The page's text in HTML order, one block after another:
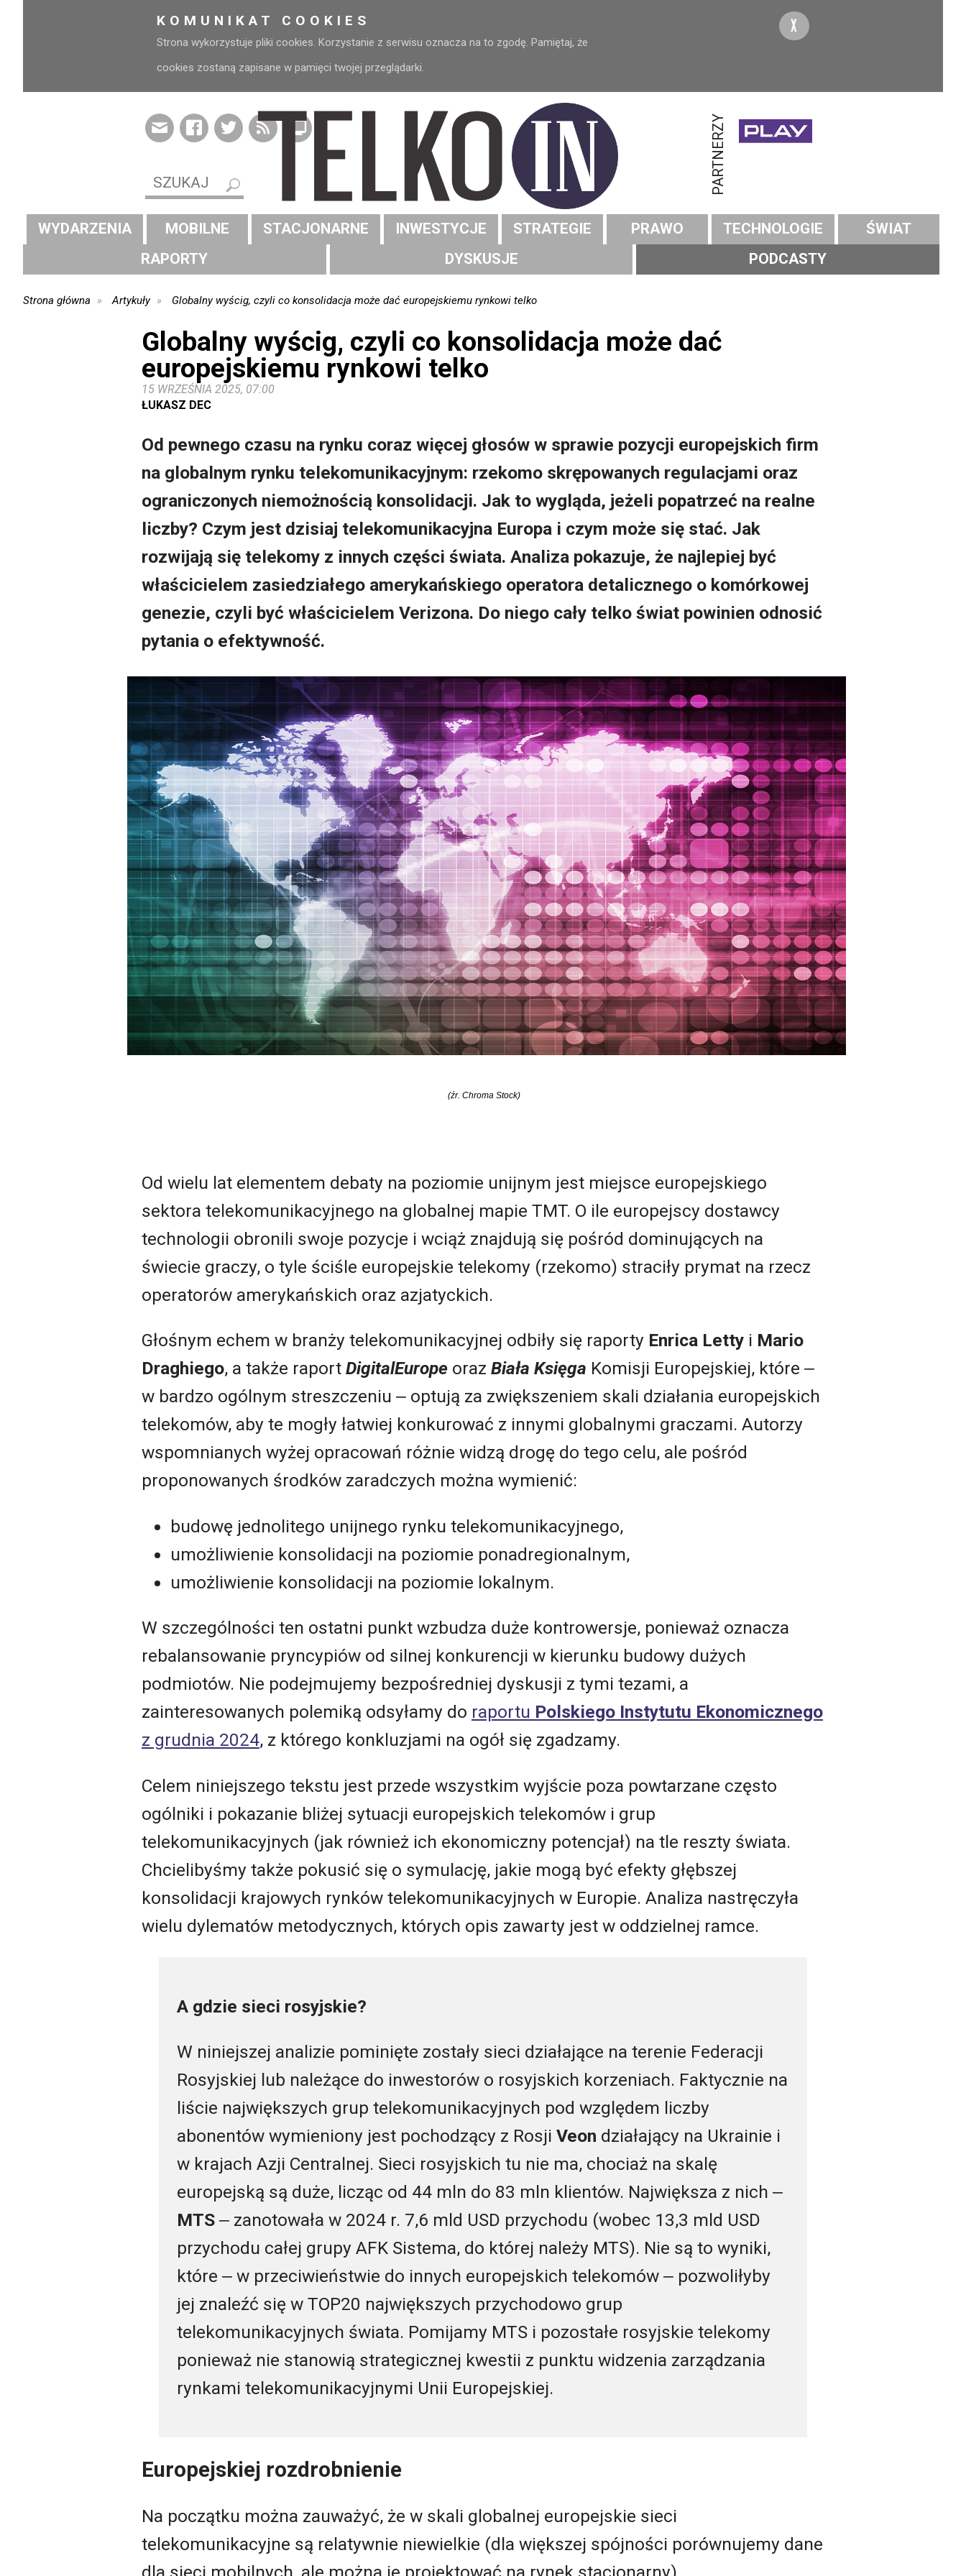
KOMUNIKAT COOKIES
Strona wykorzystuje pliki cookies. Korzystanie z serwisu oznacza na to zgodę. Pamiętaj, że
cookies zostaną zapisane w pamięci twojej przeglądarki.
X
PARTNERZY
WYDARZENIA MOBILNE STACJONARNE INWESTYCJE STRATEGIE PRAWO TECHNOLOGIE
ŚWIAT
RAPORTY
DYSKUSJE PODCASTY
Strona główna Artykuły Globalny wyścig, czyli co konsolidacja może dać europejskiemu rynkowi telko
Globalny wyścig, czyli co konsolidacja może dać
europejskiemu rynkowi telko
15 WRZEŚNIA 2025, 07:00
ŁUKASZ DEC
Od pewnego czasu na rynku coraz więcej głosów w sprawie pozycji europejskich firm
na globalnym rynku telekomunikacyjnym: rzekomo skrępowanych regulacjami oraz
ograniczonych niemożnością konsolidacji. Jak to wygląda, jeżeli popatrzeć na realne
liczby? Czym jest dzisiaj telekomunikacyjna Europa i czym może się stać. Jak
rozwijają się telekomy z innych części świata. Analiza pokazuje, że najlepiej być
właścicielem zasiedziałego amerykańskiego operatora detalicznego o komórkowej
genezie, czyli być właścicielem Verizona. Do niego cały telko świat powinien odnosić
pytania o efektywność.
(źr. Chroma Stock)
Od wielu lat elementem debaty na poziomie unijnym jest miejsce europejskiego
sektora telekomunikacyjnego na globalnej mapie TMT. O ile europejscy dostawcy
technologii obronili swoje pozycje i wciąż znajdują się pośród dominujących na
świecie graczy, o tyle ściśle europejskie telekomy (rzekomo) straciły prymat na rzecz
operatorów amerykańskich oraz azjatyckich.
Głośnym echem w branży telekomunikacyjnej odbiły się raporty Enrica Letty i Mario
Draghiego, a także raport DigitalEurope oraz Biała Księga Komisji Europejskiej, które ‒
w bardzo ogólnym streszczeniu ‒ optują za zwiększeniem skali działania europejskich
telekomów, aby te mogły łatwiej konkurować z innymi globalnymi graczami. Autorzy
wspomnianych wyżej opracowań różnie widzą drogę do tego celu, ale pośród
proponowanych środków zaradczych można wymienić:
budowę jednolitego unijnego rynku telekomunikacyjnego,
umożliwienie konsolidacji na poziomie ponadregionalnym,
umożliwienie konsolidacji na poziomie lokalnym.
W szczególności ten ostatni punkt wzbudza duże kontrowersje, ponieważ oznacza
rebalansowanie pryncypiów od silnej konkurencji w kierunku budowy dużych
podmiotów. Nie podejmujemy bezpośredniej dyskusji z tymi tezami, a
zainteresowanych polemiką odsyłamy do raportu Polskiego Instytutu Ekonomicznego
z grudnia 2024, z którego konkluzjami na ogół się zgadzamy.
Celem niniejszego tekstu jest przede wszystkim wyjście poza powtarzane często
ogólniki i pokazanie bliżej sytuacji europejskich telekomów i grup
telekomunikacyjnych (jak również ich ekonomiczny potencjał) na tle reszty świata.
Chcielibyśmy także pokusić się o symulację, jakie mogą być efekty głębszej
konsolidacji krajowych rynków telekomunikacyjnych w Europie. Analiza nastręczyła
wielu dylematów metodycznych, których opis zawarty jest w oddzielnej ramce.
A gdzie sieci rosyjskie?
W niniejszej analizie pominięte zostały sieci działające na terenie Federacji
Rosyjskiej lub należące do inwestorów o rosyjskich korzeniach. Faktycznie na
liście największych grup telekomunikacyjnych pod względem liczby
abonentów wymieniony jest pochodzący z Rosji Veon działający na Ukrainie i
w krajach Azji Centralnej. Sieci rosyjskich tu nie ma, chociaż na skalę
europejską są duże, licząc od 44 mln do 83 mln klientów. Największa z nich ‒
MTS‒ zanotowała w 2024 r. 7,6 mld USD przychodu (wobec 13,3 mld USD
przychodu całej grupy AFK Sistema, do której należy MTS). Nie są to wyniki,
które ‒ w przeciwieństwie do innych europejskich telekomów ‒ pozwoliłyby
jej znaleźć się w TOP20 największych przychodowo grup
telekomunikacyjnych świata. Pomijamy MTS i pozostałe rosyjskie telekomy
ponieważ nie stanowią strategicznej kwestii z punktu widzenia zarządzania
rynkami telekomunikacyjnymi Unii Europejskiej.
Europejskiej rozdrobnienie
Na początku można zauważyć, że w skali globalnej europejskie sieci
telekomunikacyjne są relatywnie niewielkie (dla większej spójności porównujemy dane